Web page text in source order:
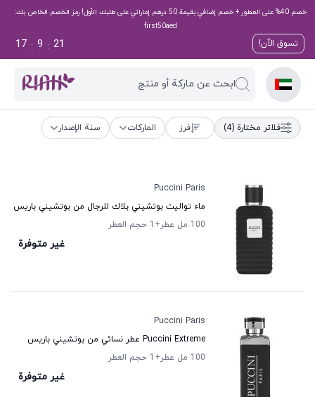
خصم 40% على العطور + خصم إضافي بقيمة 50 درهم إماراتي على طلبك الأول! رمز الخصم الخاص بك:
first50aed
تسوق الآن! 21
:
9
:
17
ابحث عن ماركة أو منتج
فلاتر مختارة (4) فرز الماركات سنة الإصدار
Puccini Paris
ماء تواليت بوتشيني بلاك للرجال من بوتشيني باريس
100 مل عطر
+1 حجم العطر
غير متوفرة
Puccini Paris
Puccini Extreme عطر نسائي من بوتشيني باريس
100 مل عطر
+1 حجم العطر
غير متوفرة